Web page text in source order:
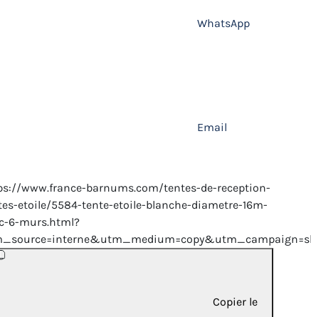
WhatsApp
Email
www.france-barnums.com/tentes-de-reception-
etoile/5584-tente-etoile-blanche-diametre-16m-
6-murs.html?
Copier le